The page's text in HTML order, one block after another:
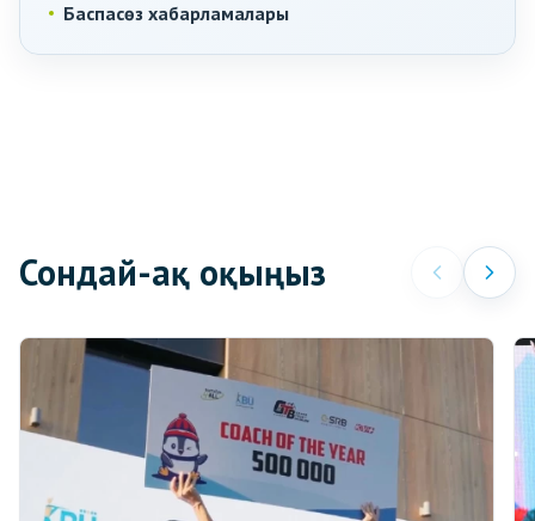
Баспасөз хабарламалары
Сондай-ақ оқыңыз